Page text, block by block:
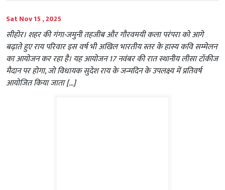
Sat Nov 15 , 2025
सीहोर। शहर की गंगा-जमुनी तहजीब और गौरवमयी कला परंपरा को आगे
बढ़ाते हुए राय परिवार इस वर्ष भी अखिल भारतीय स्तर के हास्य कवि सम्मेलन
का आयोजन कर रहा है। यह आयोजन 17 नवंबर की रात स्थानीय लीसा टॉकीज
मैदान पर होगा, जो विधायक सुदेश राय के जन्मदिन के उपलक्ष्य में प्रतिवर्ष
आयोजित किया जाता […]